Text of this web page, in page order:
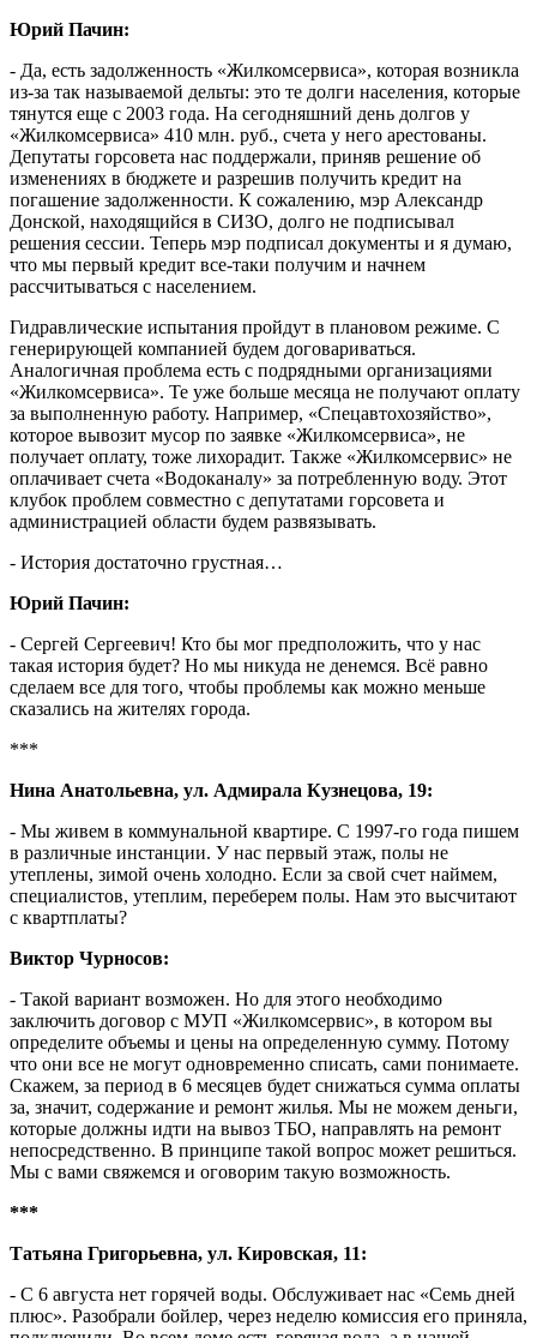
Юрий Пачин:
- Да, есть задолженность «Жилкомсервиса», которая возникла
из-за так называемой дельты: это те долги населения, которые
тянутся еще с 2003 года. На сегодняшний день долгов у
«Жилкомсервиса» 410 млн. руб., счета у него арестованы.
Депутаты горсовета нас поддержали, приняв решение об
изменениях в бюджете и разрешив получить кредит на
погашение задолженности. К сожалению, мэр Александр
Донской, находящийся в СИЗО, долго не подписывал
решения сессии. Теперь мэр подписал документы и я думаю,
что мы первый кредит все-таки получим и начнем
рассчитываться с населением.
Гидравлические испытания пройдут в плановом режиме. С
генерирующей компанией будем договариваться.
Аналогичная проблема есть с подрядными организациями
«Жилкомсервиса». Те уже больше месяца не получают оплату
за выполненную работу. Например, «Спецавтохозяйство»,
которое вывозит мусор по заявке «Жилкомсервиса», не
получает оплату, тоже лихорадит. Также «Жилкомсервис» не
оплачивает счета «Водоканалу» за потребленную воду. Этот
клубок проблем совместно с депутатами горсовета и
администрацией области будем развязывать.
- История достаточно грустная…
Юрий Пачин:
- Сергей Сергеевич! Кто бы мог предположить, что у нас
такая история будет? Но мы никуда не денемся. Всё равно
сделаем все для того, чтобы проблемы как можно меньше
сказались на жителях города.
***
Нина Анатольевна, ул. Адмирала Кузнецова, 19:
- Мы живем в коммунальной квартире. С 1997-го года пишем
в различные инстанции. У нас первый этаж, полы не
утеплены, зимой очень холодно. Если за свой счет наймем,
специалистов, утеплим, переберем полы. Нам это высчитают
с квартплаты?
Виктор Чурносов:
- Такой вариант возможен. Но для этого необходимо
заключить договор с МУП «Жилкомсервис», в котором вы
определите объемы и цены на определенную сумму. Потому
что они все не могут одновременно списать, сами понимаете.
Скажем, за период в 6 месяцев будет снижаться сумма оплаты
за, значит, содержание и ремонт жилья. Мы не можем деньги,
которые должны идти на вывоз ТБО, направлять на ремонт
непосредственно. В принципе такой вопрос может решиться.
Мы с вами свяжемся и оговорим такую возможность.
***
Татьяна Григорьевна, ул. Кировская, 11:
- С 6 августа нет горячей воды. Обслуживает нас «Семь дней
плюс». Разобрали бойлер, через неделю комиссия его приняла,